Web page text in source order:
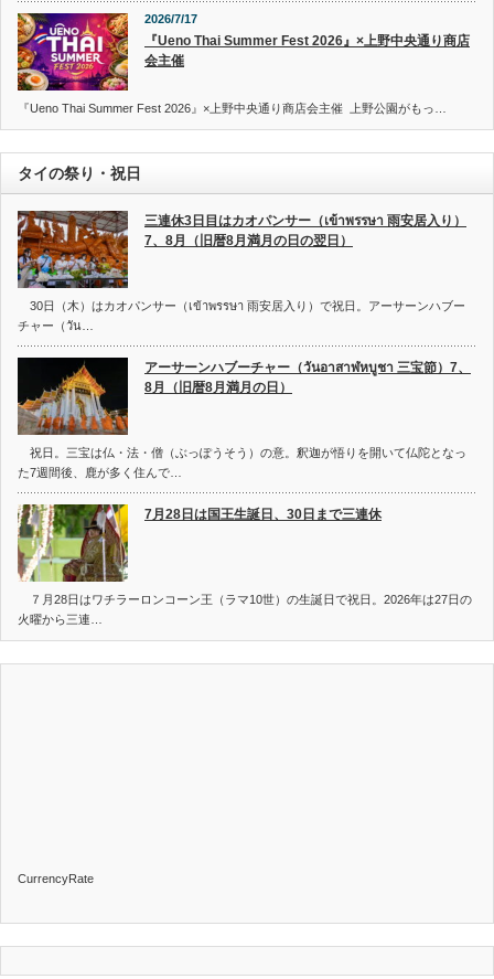
2026/7/17
『Ueno Thai Summer Fest 2026』×上野中央通り商店
会主催
『Ueno Thai Summer Fest 2026』×上野中央通り商店会主催 上野公園がもっ…
タイの祭り・祝日
三連休3日目はカオパンサー（เข้าพรรษา 雨安居入り）
7、8月（旧暦8月満月の日の翌日）
30日（木）はカオパンサー（เข้าพรรษา 雨安居入り）で祝日。アーサーンハブー
チャー（วัน…
アーサーンハブーチャー（วันอาสาฬหบูชา 三宝節）7、
8月（旧暦8月満月の日）
祝日。三宝は仏・法・僧（ぶっぽうそう）の意。釈迦が悟りを開いて仏陀となっ
た7週間後、鹿が多く住んで…
7月28日は国王生誕日、30日まで三連休
７月28日はワチラーロンコーン王（ラマ10世）の生誕日で祝日。2026年は27日の
火曜から三連…
CurrencyRate